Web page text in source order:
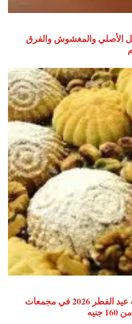
والمغشوش والفرق
أسعار الكحك وبسكويت عيد الفطر 2026 في مجمعات